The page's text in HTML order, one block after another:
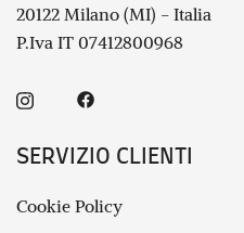
20122 Milano (MI) - Italia
P.Iva IT 07412800968
SERVIZIO CLIENTI
Cookie Policy